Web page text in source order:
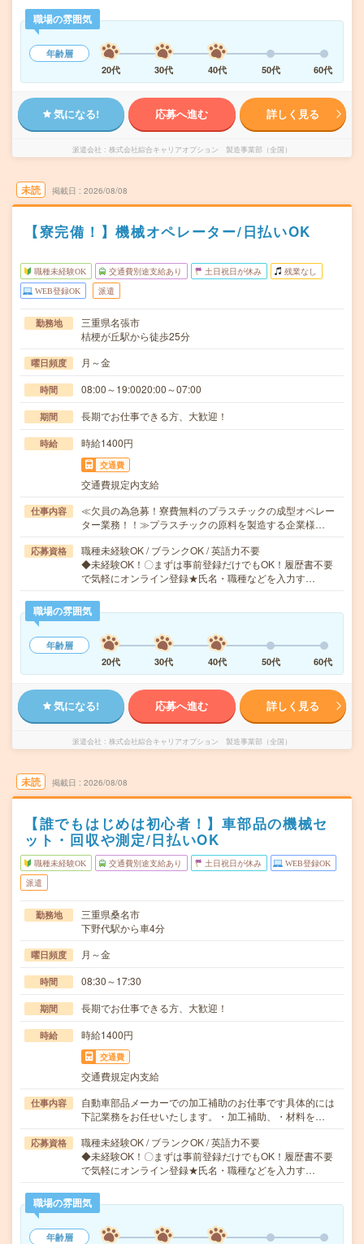
職場の雰囲気
年齢層
20代
30代 40代 50代 60代
気になる! 応募へ進む 詳しく見る
派遣会社 株式会社綜合キャリアオプション 製造事業部（全国）
未読 掲載日 2026/08/08
【寮完備！】機械オペレーター/日払いOK
職種未経験OK 交通費別途支給あり 土日祝日が休み 残業なし
WEB登録OK 派遣
勤務地
三重県名張市
桔梗が丘駅から徒歩25分
曜日頻度 月～金
時間 08:00～19:0020:00～07:00
期間 長期でお仕事できる方、大歓迎！
時給 時給1400円
交通費
交通費規定内支給
仕事内容
≪欠員の為急募！寮費無料のプラスチックの成型オペレー
ター業務！！≫プラスチックの原料を製造する企業様…
応募資格
職種未経験OK / ブランクOK / 英語力不要
◆未経験OK！〇まずは事前登録だけでもOK！履歴書不要
で気軽にオンライン登録★氏名・職種などを入力す…
職場の雰囲気
年齢層
20代
30代 40代 50代 60代
気になる! 応募へ進む 詳しく見る
派遣会社 株式会社綜合キャリアオプション 製造事業部（全国）
未読 掲載日 2026/08/08
【誰でもはじめは初心者！】車部品の機械セ
ット・回収や測定/日払いOK
職種未経験OK 交通費別途支給あり 土日祝日が休み WEB登録OK
派遣
勤務地
三重県桑名市
下野代駅から車4分
曜日頻度 月～金
時間 08:30～17:30
期間 長期でお仕事できる方、大歓迎！
時給 時給1400円
交通費
交通費規定内支給
仕事内容
自動車部品メーカーでの加工補助のお仕事です具体的には
下記業務をお任せいたします。・加工補助、・材料を…
応募資格
職種未経験OK / ブランクOK / 英語力不要
◆未経験OK！〇まずは事前登録だけでもOK！履歴書不要
で気軽にオンライン登録★氏名・職種などを入力す…
職場の雰囲気
年齢層